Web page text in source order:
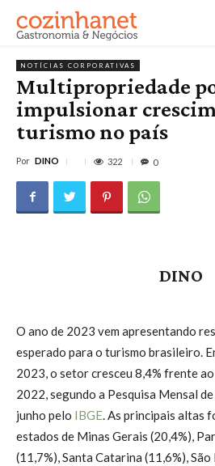
NOTÍCIAS CORPORATIVAS
Multipropriedade
impulsionar
turismo no país
Por DINO 322 0
DINO
O ano de 2023 vem apresentando
esperado para o turismo brasileiro.
2023, o setor cresceu 8,4% frente
2022, segundo a Pesquisa Mensal
junho pelo IBGE. As principais altas
estados de Minas Gerais (20,4%),
(11,7%), Santa Catarina (11,6%),